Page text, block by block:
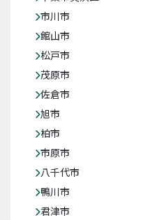
市川市
館山市
松戸市
茂原市
佐倉市
旭市
柏市
市原市
八千代市
鴨川市
君津市